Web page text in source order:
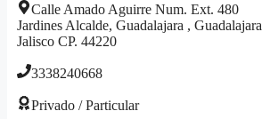
Calle Amado Aguirre Num. Ext. 480
Jardines Alcalde, Guadalajara , Guadalajara
Jalisco CP. 44220
3338240668
Privado / Particular